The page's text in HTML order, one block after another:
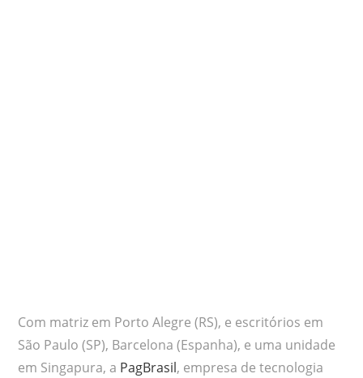
Com matriz em Porto Alegre (RS), e escritórios em
São Paulo (SP), Barcelona (Espanha), e uma unidade
em Singapura, a PagBrasil, empresa de tecnologia